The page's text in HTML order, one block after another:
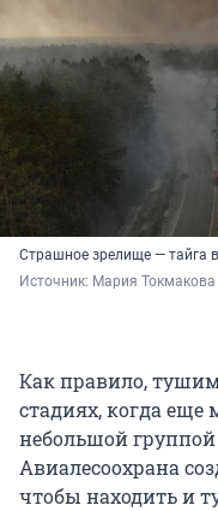
Страшное зрелище — тайга
Источник: Мария Токмакова
Как правило,
стадиях, когда еще
небольшой группой
Авиалесоохрана
чтобы находить и